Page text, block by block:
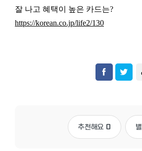
잘 나고 혜택이 높은 카드는?
https://korean.co.jp/life2/130
추천해요 0